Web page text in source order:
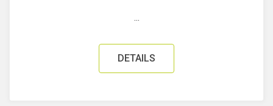
...
DETAILS